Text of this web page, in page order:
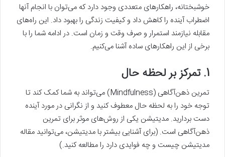
خوشبختانه، راهکارهای متعددی وجود دارد که می‌توان با انجام آنها
اضطراب آینده را کاهش داد و کیفیت زندگی را بهبود داد. این راه‌های
مقابله نیازمند استمرار و صرف وقت و زمان است. در ادامه شما را با
برخی از این راهکارهای ساده آشنا می‎‌کنیم.
1. تمرکز بر لحظه حال
تمرین ذهن‌آگاهی (Mindfulness) می‌تواند به شما کمک کند تا
توجه خود را به لحظه حال معطوف کنید و از نگرانی در مورد آینده
دست بردارید. مدیتیشن یکی از روش‌های موثر برای تمرین
ذهن‌آگاهی است. (برای آشنایی بیشتر با مدیتیشن، می‌توانید مقاله
مدیتیشن چیست و چه فوایدی دارد را مطالعه کنید.)